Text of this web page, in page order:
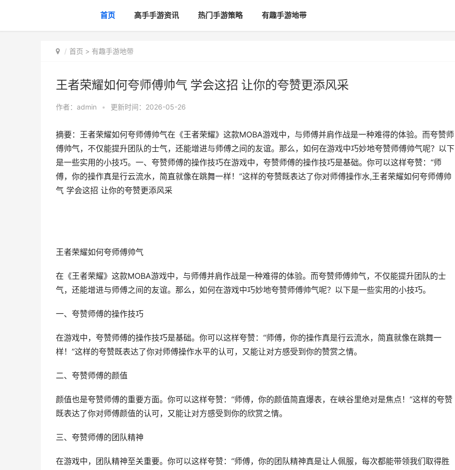
首页 高手手游资讯 热门手游策略 有趣手游地带
首页 > 有趣手游地带
王者荣耀如何夸师傅帅气 学会这招 让你的夸赞更添风采
作者： admin • 更新时间：2026-05-26
摘要：王者荣耀如何夸师傅帅气在《王者荣耀》这款MOBA游戏中，与师傅并肩作战是一种难得的体验。而夸赞师
傅帅气，不仅能提升团队的士气，还能增进与师傅之间的友谊。那么，如何在游戏中巧妙地夸赞师傅帅气呢？以下
是一些实用的小技巧。一、夸赞师傅的操作技巧在游戏中，夸赞师傅的操作技巧是基础。你可以这样夸赞：“师
傅，你的操作真是行云流水，简直就像在跳舞一样！”这样的夸赞既表达了你对师傅操作水,王者荣耀如何夸师傅帅
气 学会这招 让你的夸赞更添风采
王者荣耀如何夸师傅帅气
在《王者荣耀》这款MOBA游戏中，与师傅并肩作战是一种难得的体验。而夸赞师傅帅气，不仅能提升团队的士
气，还能增进与师傅之间的友谊。那么，如何在游戏中巧妙地夸赞师傅帅气呢？以下是一些实用的小技巧。
一、夸赞师傅的操作技巧
在游戏中，夸赞师傅的操作技巧是基础。你可以这样夸赞：“师傅，你的操作真是行云流水，简直就像在跳舞一
样！”这样的夸赞既表达了你对师傅操作水平的认可，又能让对方感受到你的赞赏之情。
二、夸赞师傅的颜值
颜值也是夸赞师傅的重要方面。你可以这样夸赞：“师傅，你的颜值简直爆表，在峡谷里绝对是焦点！”这样的夸赞
既表达了你对师傅颜值的认可，又能让对方感受到你的欣赏之情。
三、夸赞师傅的团队精神
在游戏中，团队精神至关重要。你可以这样夸赞：“师傅，你的团队精神真是让人佩服，每次都能带领我们取得胜